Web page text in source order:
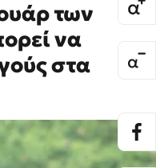
των
να
στα